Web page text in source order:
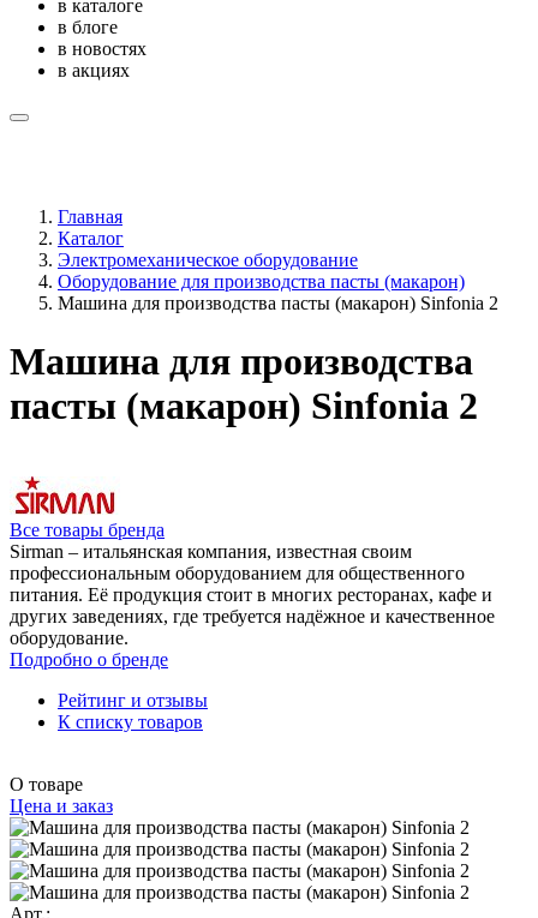
в каталоге
в блоге
в новостях
в акциях
Главная
Каталог
Электромеханическое оборудование
Оборудование для производства пасты (макарон)
Машина для производства пасты (макарон) Sinfonia 2
Машина для производства
пасты (макарон) Sinfonia 2
Все товары бренда
Sirman – итальянская компания, известная своим
профессиональным оборудованием для общественного
питания. Её продукция стоит в многих ресторанах, кафе и
других заведениях, где требуется надёжное и качественное
оборудование.
Подробно о бренде
Рейтинг и отзывы
К списку товаров
О товаре
Цена и заказ
Арт.: